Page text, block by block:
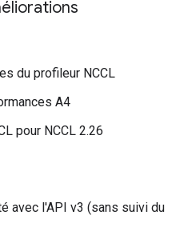
du profileur NCCL
A4
pour NCCL 2.26
avec l'API v3 (sans suivi du